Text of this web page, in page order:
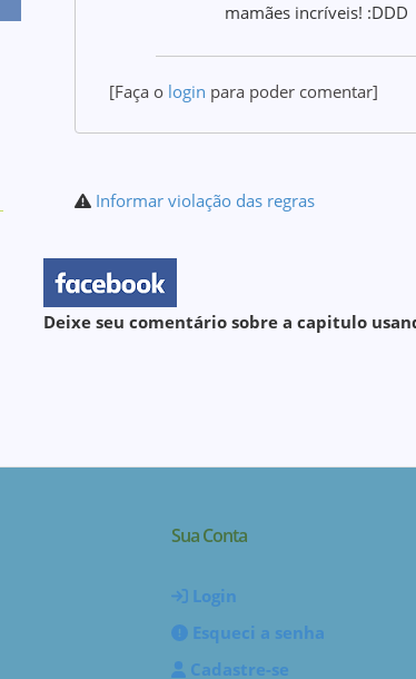
mamães incríveis! :DDD
[Faça o login para poder comentar]
Informar violação das regras
Deixe seu comentário sobre a capitulo
Sua Conta
Login
Esqueci a senha
Cadastre-se